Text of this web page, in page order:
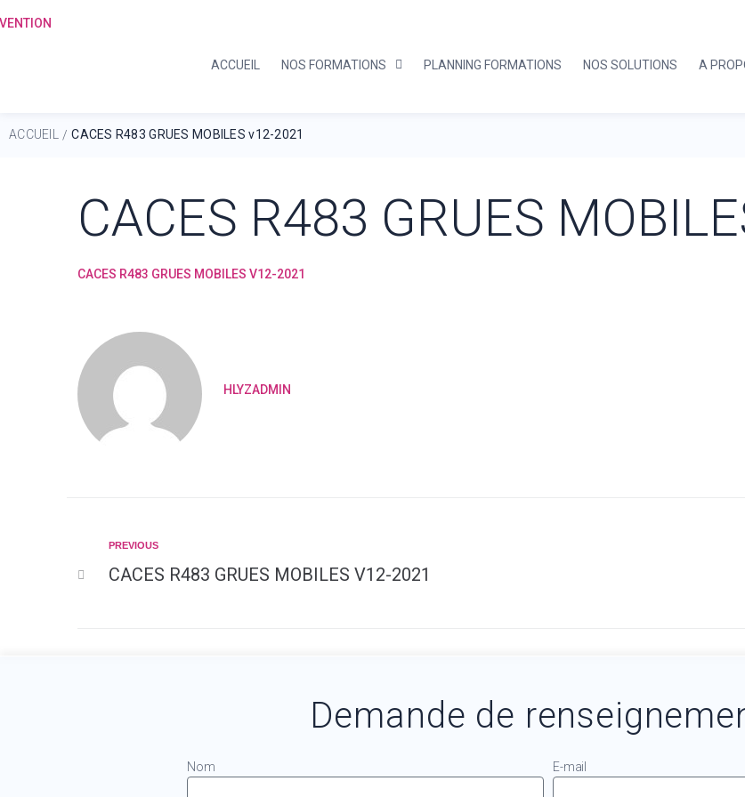
ACCUEIL NOS FORMATIONS PLANNING FORMATIONS NOS SOLUTIONS A
ACCUEIL / CACES R483 GRUES MOBILES v12-2021
CACES R483 GRUES
CACES R483 GRUES MOBILES V12-2021
HLYZADMIN
PREVIOUS
CACES R483 GRUES MOBILES V12-2021
Demande de
Nom E-mail